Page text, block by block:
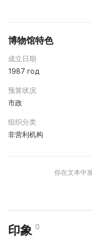
博物馆特色
成立日期
1987 год
预算状况
市政
组织分类
非营利机构
你在文本中
印象 0